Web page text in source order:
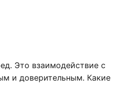
Это взаимодействие с
и доверительным. Какие